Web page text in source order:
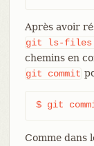
Après avoir
git
ls-files
chemins en
git
commit
$ git
Comme dans